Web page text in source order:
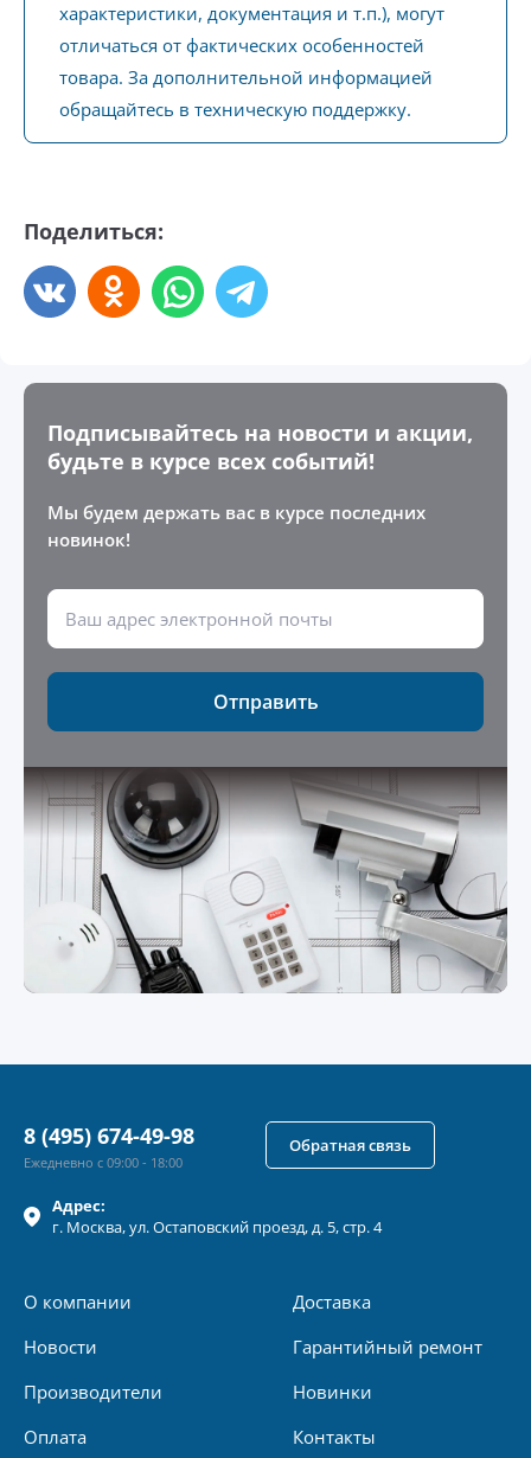
характеристики, документация и т.п.), могут
отличаться от фактических особенностей
товара. За дополнительной информацией
обращайтесь в техническую поддержку.
Поделиться:
Подписывайтесь на новости и акции,
будьте в курсе всех событий!
Мы будем держать вас в курсе последних
новинок!
Отправить
Адрес:
г. Москва, ул.Остаповский проезд, д. 5, стр. 4
О компании
Новости
Производители
Оплата
Доставка
Гарантийный ремонт
Новинки
Контакты
8 (495) 674-49-98
Ежедневно с 09:00 - 18:00
Обратная связь